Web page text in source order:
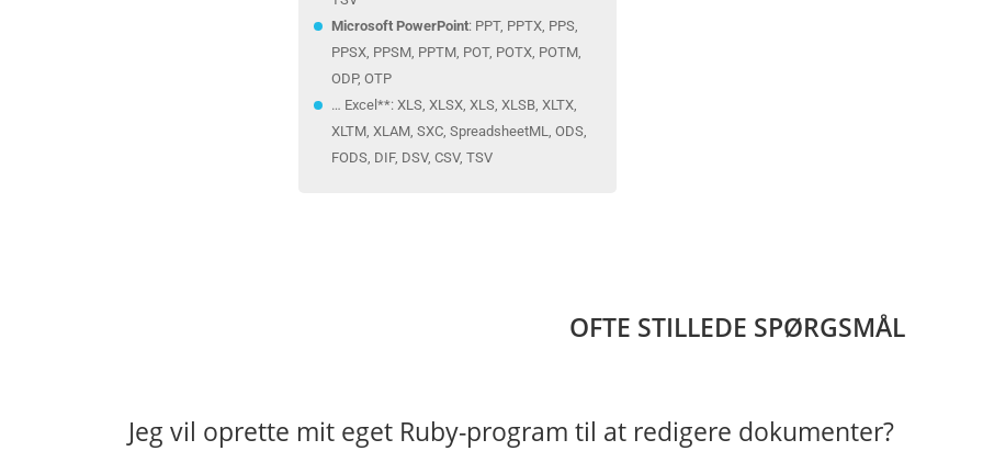
Microsoft PowerPoint: PPT, PPTX, PPS,
PPSX, PPSM, PPTM, POT, POTX, POTM,
ODP, OTP
… Excel**: XLS, XLSX, XLS, XLSB, XLTX,
XLTM, XLAM, SXC, SpreadsheetML, ODS,
FODS, DIF, DSV, CSV, TSV
OFTE STILLEDE SPØRGSMÅL
Jeg vil oprette mit eget Ruby-program til at redigere dokumenter?